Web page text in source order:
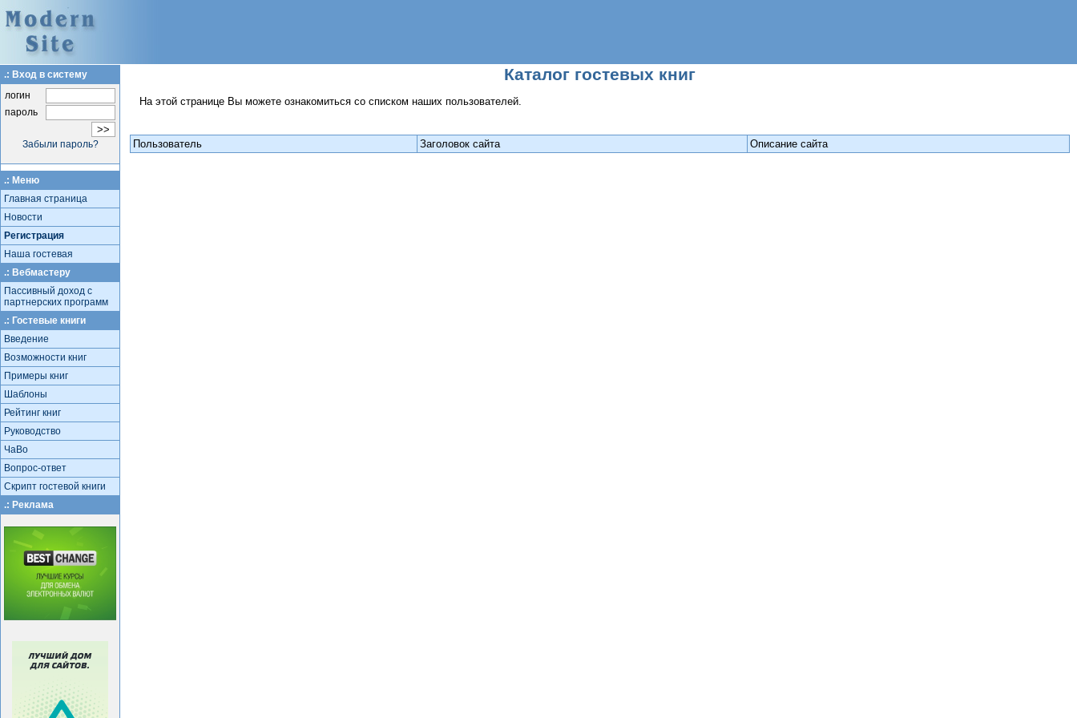
Каталог гостевых книг
На этой странице Вы можете ознакомиться со списком наших пользователей.
Пользователь Заголовок сайта Описание сайта
.: Вход в систему
логин
пароль
Забыли пароль?
.: Меню
Главная страница
Новости
Регистрация
Наша гостевая
.: Вебмастеру
Пассивный доход с
партнерских программ
.: Гостевые книги
Введение
Возможности книг
Примеры книг
Шаблоны
Рейтинг книг
Руководство
ЧаВо
Вопрос-ответ
Скрипт гостевой книги
.: Реклама